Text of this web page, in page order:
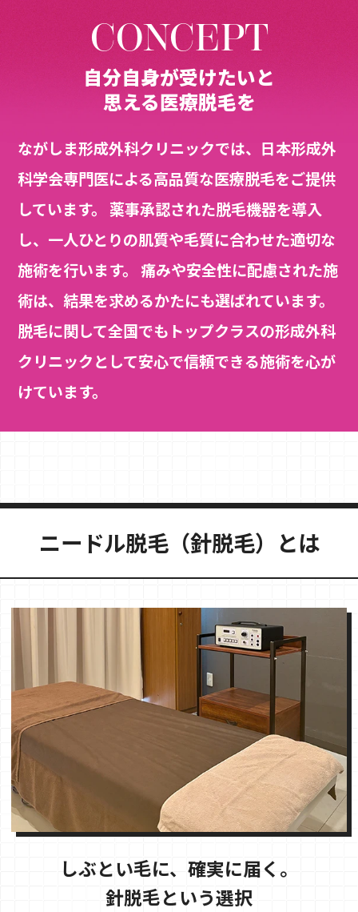
CONCEPT
自分自身が受けたいと
思える医療脱毛を
ながしま形成外科クリニックでは、日本形成外
科学会専門医による高品質な医療脱毛をご提供
しています。 薬事承認された脱毛機器を導入
し、一人ひとりの肌質や毛質に合わせた適切な
施術を行います。 痛みや安全性に配慮された施
術は、結果を求めるかたにも選ばれています。
脱毛に関して全国でもトップクラスの形成外科
クリニックとして安心で信頼できる施術を心が
けています。
ニードル脱毛（針脱毛）とは
しぶとい毛に、確実に届く。
針脱毛という選択